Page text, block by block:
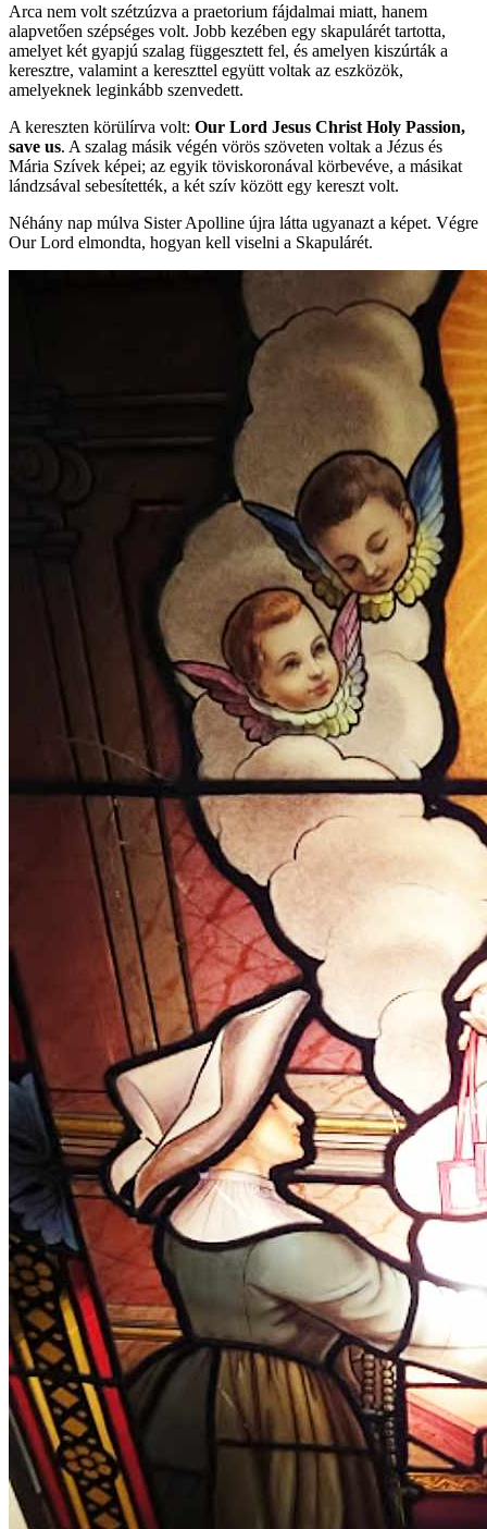
Arca nem volt szétzúzva a praetorium fájdalmai miatt, hanem
alapvetően szépséges volt. Jobb kezében egy skapulárét tartotta,
amelyet két gyapjú szalag függesztett fel, és amelyen kiszúrták a
keresztre, valamint a kereszttel együtt voltak az eszközök,
amelyeknek leginkább szenvedett.
A kereszten körülírva volt: Our Lord Jesus Christ Holy Passion,
save us. A szalag másik végén vörös szöveten voltak a Jézus és
Mária Szívek képei; az egyik töviskoronával körbevéve, a másikat
lándzsával sebesítették, a két szív között egy kereszt volt.
Néhány nap múlva Sister Apolline újra látta ugyanazt a képet. Végre
Our Lord elmondta, hogyan kell viselni a Skapulárét.